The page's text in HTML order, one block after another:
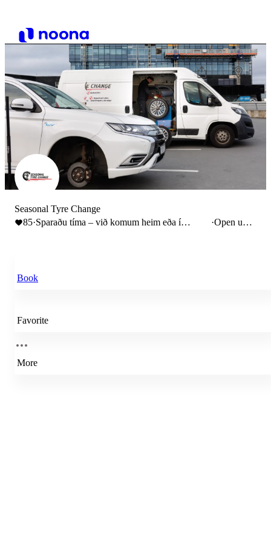
Seasonal Tyre Change
85·Sparaðu tíma – við komum heim eða í
·Open until
Book
Favorite
More